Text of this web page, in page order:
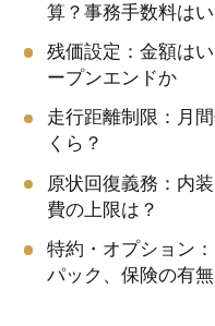
算？事務手数料は
残価設定：金額は
ープンエンドか
走行距離制限：月
くら？
原状回復義務：内
費の上限は？
特約・オプション
パック、保険の有